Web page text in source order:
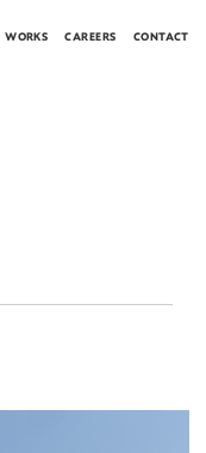
WORKS CAREERS CONTACT